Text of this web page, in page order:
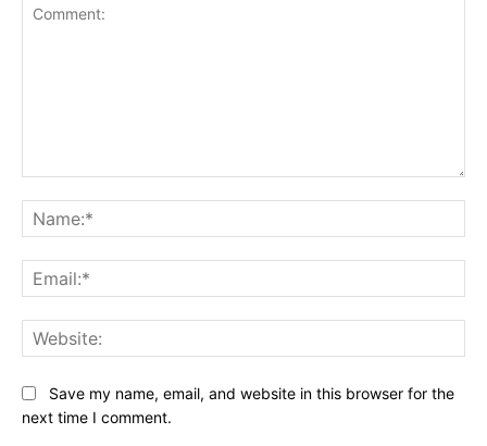
Save my name, email, and website in this browser for the
next time I comment.